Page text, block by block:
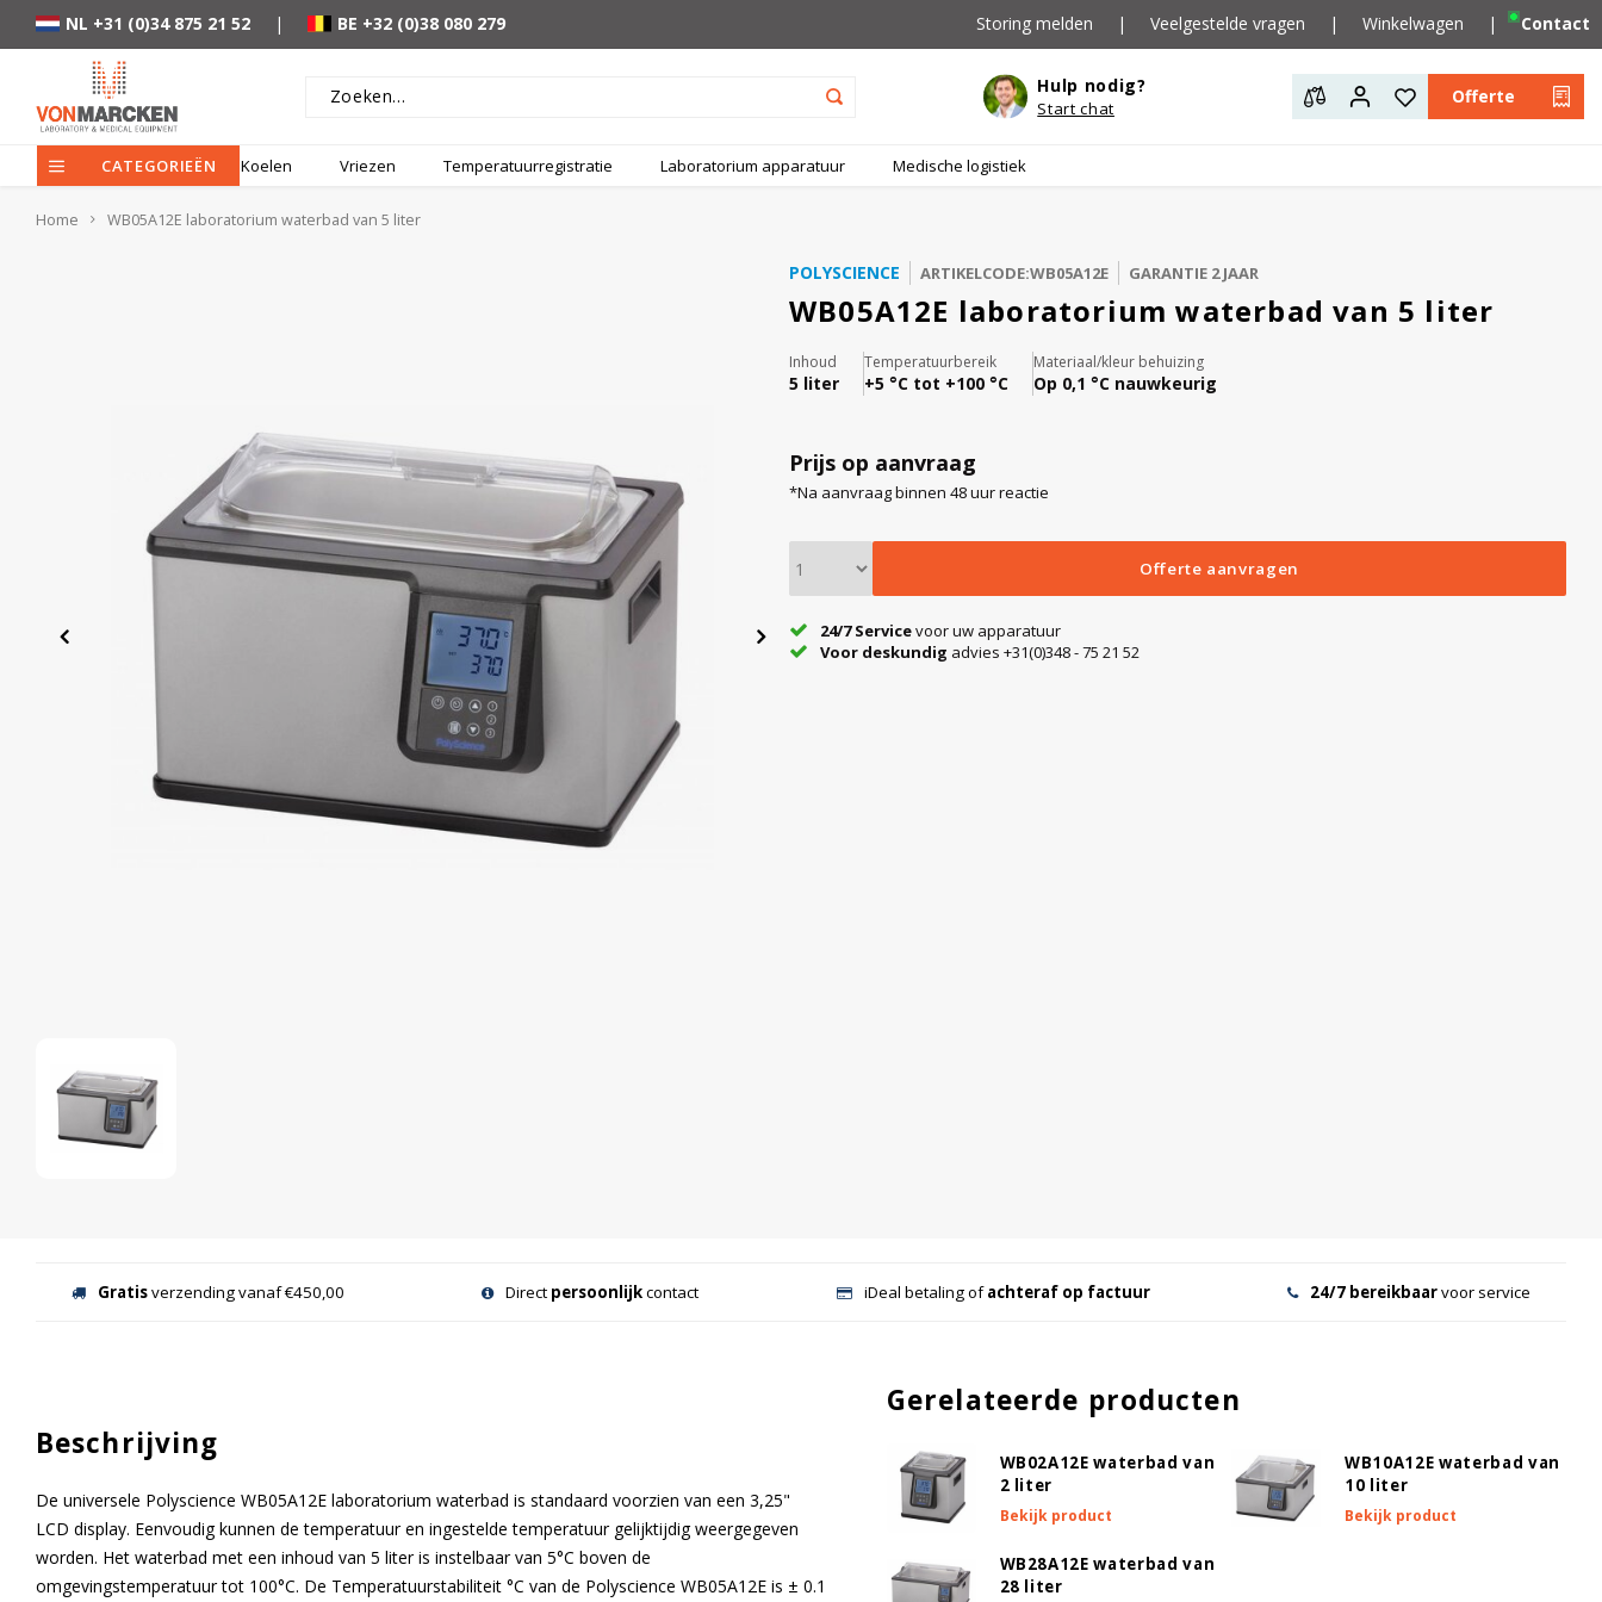
NL +31 (0)34 875 21 52 | BE +32 (0)38 080 279 Storing melden | Veelgestelde vragen | Winkelwagen | Contact
Hulp nodig?
Start chat
Offerte
CATEGORIEËN Koelen Vriezen Temperatuurregistratie Laboratorium apparatuur Medische logistiek
Home WB05A12E laboratorium waterbad van 5 liter
POLYSCIENCE ARTIKELCODE:WB05A12E GARANTIE 2 JAAR
WB05A12E laboratorium waterbad van 5 liter
Inhoud
5 liter
Temperatuurbereik
+5 °C tot +100 °C
Materiaal/kleur behuizing
Op 0,1 °C nauwkeurig
Prijs op aanvraag
*Na aanvraag binnen 48 uur reactie
Offerte aanvragen
24/7 Servicevoor uw apparatuur
Voor deskundig advies +31(0)348 - 75 21 52
Gratisverzending vanaf €450,00 Direct persoonlijkcontact iDeal betaling ofachteraf op factuur 24/7 bereikbaarvoor service
Beschrijving
De universele Polyscience WB05A12E laboratorium waterbad is standaard voorzien van een 3,25"
LCD display. Eenvoudig kunnen de temperatuur en ingestelde temperatuur gelijktijdig weergegeven
worden. Het waterbad met een inhoud van 5 liter is instelbaar van 5°C boven de
omgevingstemperatuur tot 100°C. De Temperatuurstabiliteit °C van de Polyscience WB05A12E is ± 0.1
Gerelateerde producten
WB02A12E waterbad van
2 liter
Bekijk product
WB10A12E waterbad van
10 liter
Bekijk product
WB28A12E waterbad van
28 liter